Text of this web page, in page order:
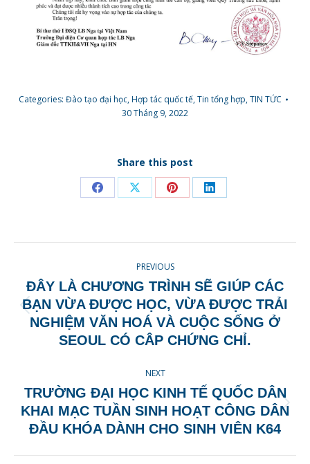
Categories: Đào tạo đại học,Hợp tác quốc tế,Tin tổng hợp,TIN TỨC
30 Tháng 9, 2022
Share this post
Share
Facebook
Share
X
Share
Pinterest
Share
LinkedIn
NAVIGATION
PREVIOUS
Previous
post:
ĐÂY LÀ CHƯƠNG TRÌNH SẼ GIÚP CÁC
BẠN VỪA ĐƯỢC HỌC, VỪA ĐƯỢC TRẢI
NGHIỆM VĂN HOÁ VÀ CUỘC SỐNG Ở
SEOUL CÓ CÂP CHỨNG CHỈ.
NEXT
Next
post:
TRƯỜNG ĐẠI HỌC KINH TẾ QUỐC DÂN
KHAI MẠC TUẦN SINH HOẠT CÔNG DÂN
ĐẦU KHÓA DÀNH CHO SINH VIÊN K64